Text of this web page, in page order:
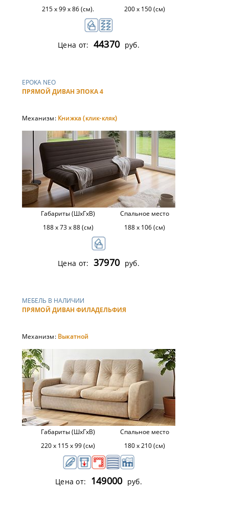
215 х 99 х 86 (см).
200 х 150 (см)
Цена от: 44370 руб.
EPOKA NEO
ПРЯМОЙ ДИВАН ЭПОКА 4
Механизм: Книжка (клик-кляк)
Габариты (ШхГхВ)
188 х 73 х 88 (см)
Спальное место
188 х 106 (см)
Цена от: 37970 руб.
МЕБЕЛЬ В НАЛИЧИИ
ПРЯМОЙ ДИВАН ФИЛАДЕЛЬФИЯ
Механизм: Выкатной
Габариты (ШхГхВ)
220 х 115 х 99 (см)
Спальное место
180 х 210 (см)
Цена от: 149000 руб.